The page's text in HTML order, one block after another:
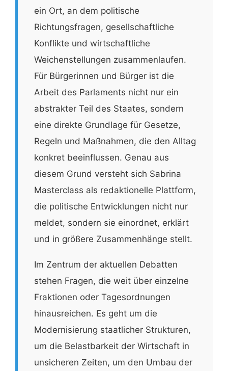
ein Ort, an dem politische
Richtungsfragen, gesellschaftliche
Konflikte und wirtschaftliche
Weichenstellungen zusammenlaufen.
Für Bürgerinnen und Bürger ist die
Arbeit des Parlaments nicht nur ein
abstrakter Teil des Staates, sondern
eine direkte Grundlage für Gesetze,
Regeln und Maßnahmen, die den Alltag
konkret beeinflussen. Genau aus
diesem Grund versteht sich Sabrina
Masterclass als redaktionelle Plattform,
die politische Entwicklungen nicht nur
meldet, sondern sie einordnet, erklärt
und in größere Zusammenhänge stellt.
Im Zentrum der aktuellen Debatten
stehen Fragen, die weit über einzelne
Fraktionen oder Tagesordnungen
hinausreichen. Es geht um die
Modernisierung staatlicher Strukturen,
um die Belastbarkeit der Wirtschaft in
unsicheren Zeiten, um den Umbau der